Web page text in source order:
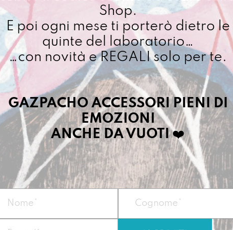
richiesta
quantità
Cuciamo ogni ordine
4/5 giorni lavorativi,
importo superiore ai
Dettagli prodotto
Più che una
quello che serve
naso all’insù.
Vegan
Misure13 x 31,5 x
Materiale
:
recuperato o di
Peso: circa 350g
Shop.
E poi ogni mese ti porterò dietro le
quinte del laboratorio…
…con novità e REGALI solo per te.
GAZPACHO ACCESSORI PIENI DI
EMOZIONI
ANCHE DA VUOTI❤️